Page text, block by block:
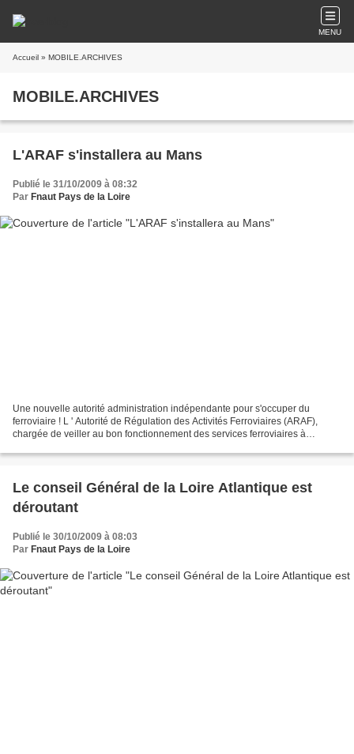
MENU
Accueil » MOBILE.ARCHIVES
MOBILE.ARCHIVES
L'ARAF s'installera au Mans
Publié le 31/10/2009 à 08:32
Par Fnaut Pays de la Loire
Une nouvelle autorité administration indépendante pour s'occuper du
ferroviaire ! L ' Autorité de Régulation des Activités Ferroviaires (ARAF),
chargée de veiller au bon fonctionnement des services ferroviaires à
Le conseil Général de la Loire Atlantique est
déroutant
Publié le 30/10/2009 à 08:03
Par Fnaut Pays de la Loire